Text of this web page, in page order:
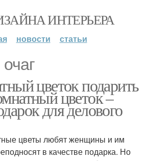
ИНТЕРЬЕРА
новости статьи
цветок подарить
цветок –
для делового
цветы любят женщины и им
в качестве подарка. Но